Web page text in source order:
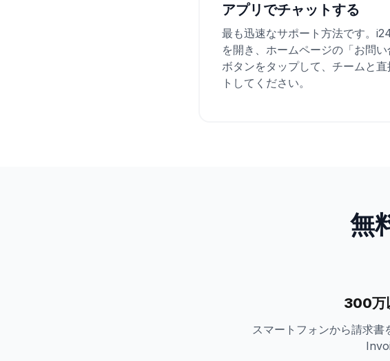
アプリでチャットする
最も迅速なサポート方法です。
を開き、ホームページの「お問い
ボタンをタップして、チームと直
トしてください。
無
300万
スマートフォンから請求